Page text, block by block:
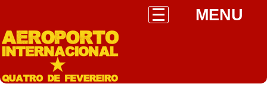
MENU